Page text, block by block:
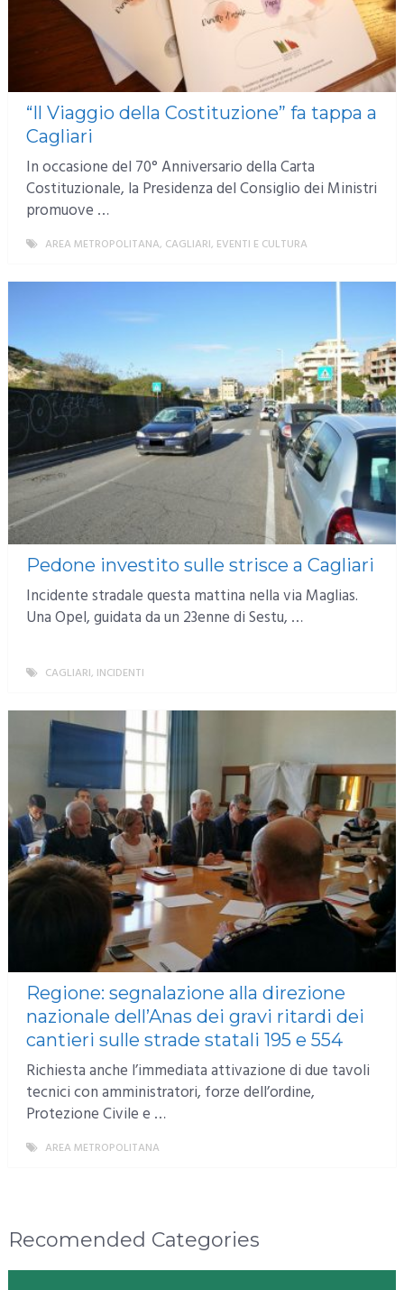
“Il Viaggio della Costituzione” fa tappa a
Cagliari
In occasione del 70° Anniversario della Carta
Costituzionale, la Presidenza del Consiglio dei Ministri
promuove …
AREA METROPOLITANA, CAGLIARI, EVENTI E CULTURA
Pedone investito sulle strisce a Cagliari
Incidente stradale questa mattina nella via Maglias.
Una Opel, guidata da un 23enne di Sestu, …
CAGLIARI, INCIDENTI
Regione: segnalazione alla direzione
nazionale dell’Anas dei gravi ritardi dei
cantieri sulle strade statali 195 e 554
Richiesta anche l’immediata attivazione di due tavoli
tecnici con amministratori, forze dell’ordine,
Protezione Civile e …
AREA METROPOLITANA
Recomended Categories